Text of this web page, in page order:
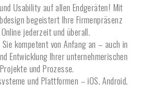
Usability auf allen Endgeräten! Mit
begeistert Ihre Firmenpräsenz
jederzeit und überall.
kompetent von Anfang an – auch in
Entwicklung Ihrer unternehmerischen
Projekte und Prozesse.
und Plattformen – iOS, Android,